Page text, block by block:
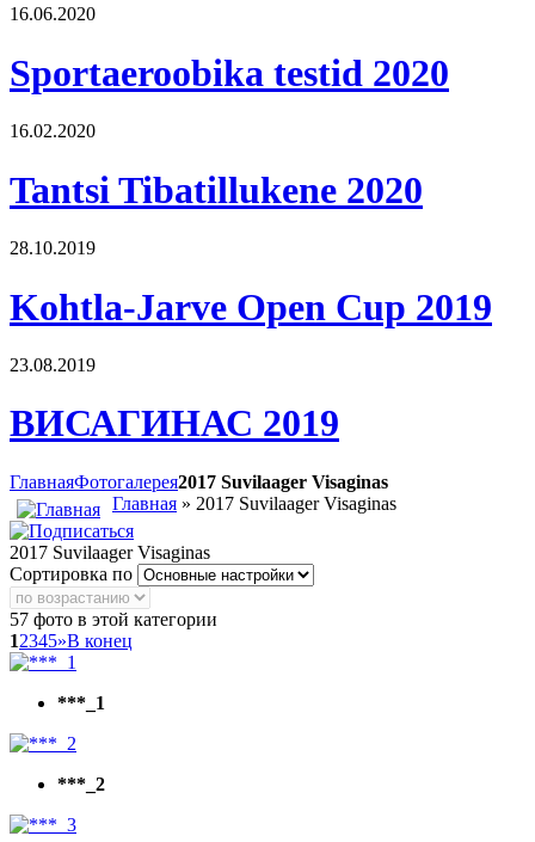
16.06.2020
Sportaeroobika testid 2020
16.02.2020
Tantsi Tibatillukene 2020
28.10.2019
Kohtla-Jarve Open Cup 2019
23.08.2019
ВИСАГИНАС 2019
ГлавнаяФотогалерея2017 Suvilaager Visaginas
Главная » 2017 Suvilaager Visaginas
2017 Suvilaager Visaginas
Сортировка по
57 фото в этой категории
12345»В конец
***_1
***_2